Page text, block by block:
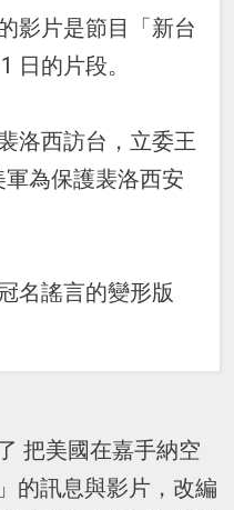
影片是節目「新台
日的片段。
洛西訪台，立委王
為保護裴洛西安
名謠言的變形版
把美國在嘉手納空
的訊息與影片，改編